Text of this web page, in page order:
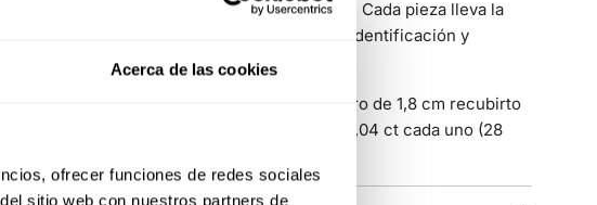
Acerca de las cookies
ofrecer funciones de redes sociales
sitio web con nuestros partners de
garantizando un ajuste perfecto. Cada pieza lleva la
inscripción D-I para facilitar su identificación y
colocación.
Cada pendiente tiene un diámetro de 1,8 cm recubirto
por 14 diamantes marrones de 0,04 ct cada uno (28